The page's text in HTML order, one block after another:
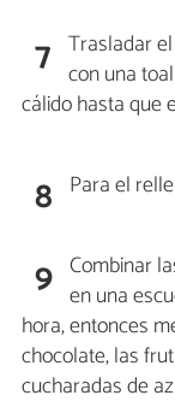
7 Trasladar
con una
cálido hasta que
8 Para el
9 Combinar
en una
hora, entonces
chocolate, las
cucharadas de